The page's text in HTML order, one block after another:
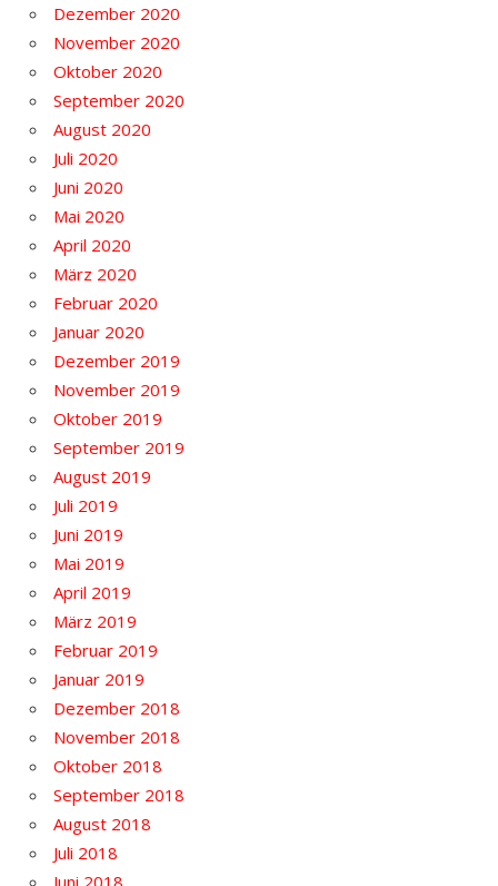
Dezember 2020
November 2020
Oktober 2020
September 2020
August 2020
Juli 2020
Juni 2020
Mai 2020
April 2020
März 2020
Februar 2020
Januar 2020
Dezember 2019
November 2019
Oktober 2019
September 2019
August 2019
Juli 2019
Juni 2019
Mai 2019
April 2019
März 2019
Februar 2019
Januar 2019
Dezember 2018
November 2018
Oktober 2018
September 2018
August 2018
Juli 2018
Juni 2018